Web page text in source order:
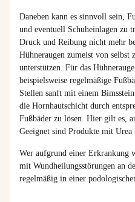
Daneben kann es sinnvoll sein,
und eventuell Schuheinlagen zu
Druck und Reibung nicht mehr
Hühneraugen zumeist von selbst
unterstützen. Für das
beispielsweise regelmäßige
Stellen sanft mit einem
die Hornhautschicht durch
Fußbäder zu lösen. Hier gilt es,
Geeignet sind Produkte mit Urea
Wer aufgrund einer Erkrankung
mit Wundheilungsstörungen an
regelmäßig in einer